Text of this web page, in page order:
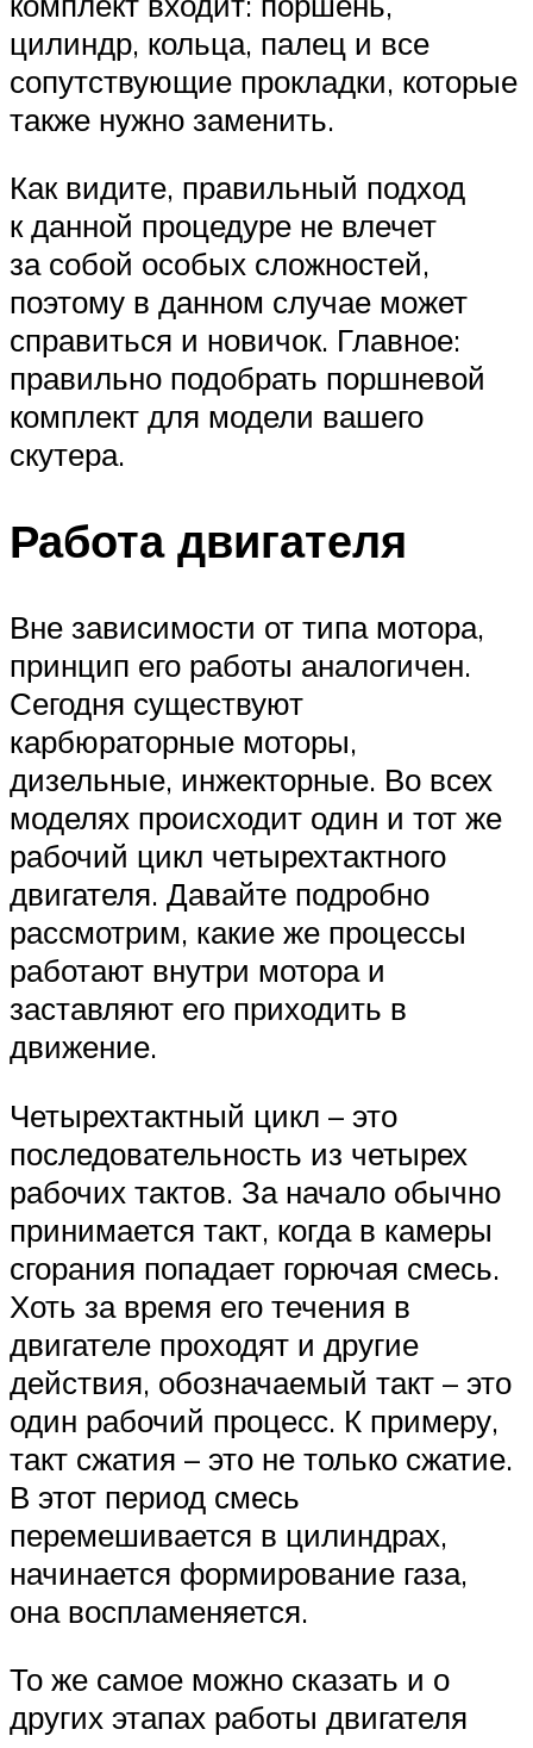
цилиндр, кольца, палец и все
сопутствующие прокладки, которые
также нужно заменить.
Как видите, правильный подход
к данной процедуре не влечет
за собой особых сложностей,
поэтому в данном случае может
справиться и новичок. Главное:
правильно подобрать поршневой
комплект для модели вашего
скутера.
Работа двигателя
Вне зависимости от типа мотора,
принцип его работы аналогичен.
Сегодня существуют
карбюраторные моторы,
дизельные, инжекторные. Во всех
моделях происходит один и тот же
рабочий цикл четырехтактного
двигателя. Давайте подробно
рассмотрим, какие же процессы
работают внутри мотора и
заставляют его приходить в
движение.
Четырехтактный цикл – это
последовательность из четырех
рабочих тактов. За начало обычно
принимается такт, когда в камеры
сгорания попадает горючая смесь.
Хоть за время его течения в
двигателе проходят и другие
действия, обозначаемый такт – это
один рабочий процесс. К примеру,
такт сжатия – это не только сжатие.
В этот период смесь
перемешивается в цилиндрах,
начинается формирование газа,
она воспламеняется.
То же самое можно сказать и о
других этапах работы двигателя